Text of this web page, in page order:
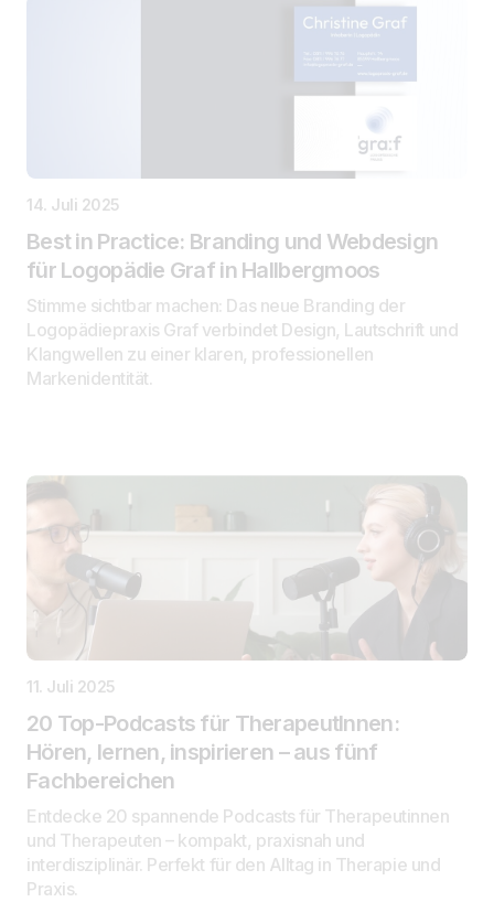
14. Juli 2025
Best in Practice: Branding und Webdesign
für Logopädie Graf in Hallbergmoos
Stimme sichtbar machen: Das neue Branding der
Logopädiepraxis Graf verbindet Design, Lautschrift und
Klangwellen zu einer klaren, professionellen
Markenidentität.
11. Juli 2025
20 Top-Podcasts für TherapeutInnen:
Hören, lernen, inspirieren – aus fünf
Fachbereichen
Entdecke 20 spannende Podcasts für Therapeutinnen
und Therapeuten – kompakt, praxisnah und
interdisziplinär. Perfekt für den Alltag in Therapie und
Praxis.